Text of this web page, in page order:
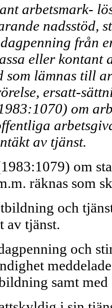
arbetsmark-
nadsstöd,
från
eller kontant
som lämnas till
ersatt-
om
intäkt av
om
räknas som
och
av tjänst.
och
samt